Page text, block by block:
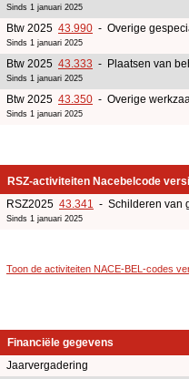
Sinds 1 januari 2025
Btw 2025 43.990 - Overige
Sinds 1 januari 2025
Btw 2025 43.333 - Plaatsen van
Sinds 1 januari 2025
Btw 2025 43.350 - Overige
Sinds 1 januari 2025
RSZ-activiteiten Nacebelcode
RSZ2025 43.341 - Schilderen van
Sinds 1 januari 2025
Toon de activiteiten NACE-BEL-codes
Financiële gegevens
Jaarvergadering